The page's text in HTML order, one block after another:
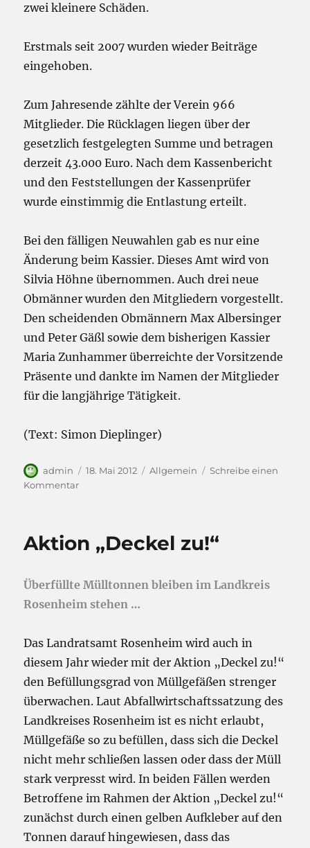
zwei kleinere Schäden.
Erstmals seit 2007 wurden wieder Beiträge
eingehoben.
Zum Jahresende zählte der Verein 966
Mitglieder. Die Rücklagen liegen über der
gesetzlich festgelegten Summe und betragen
derzeit 43.000 Euro. Nach dem Kassenbericht
und den Feststellungen der Kassenprüfer
wurde einstimmig die Entlastung erteilt.
Bei den fälligen Neuwahlen gab es nur eine
Änderung beim Kassier. Dieses Amt wird von
Silvia Höhne übernommen. Auch drei neue
Obmänner wurden den Mitgliedern vorgestellt.
Den scheidenden Obmännern Max Albersinger
und Peter Gäßl sowie dem bisherigen Kassier
Maria Zunhammer überreichte der Vorsitzende
Präsente und dankte im Namen der Mitglieder
für die langjährige Tätigkeit.
(Text: Simon Dieplinger)
Autor
admin
Veröffentlicht
18. Mai 2012 Kategorien
Allgemein
Schreibe einen
Kommentarzu
Aktion „Deckel zu!“
Überfüllte Mülltonnen bleiben im Landkreis
Rosenheim stehen …
Das Landratsamt Rosenheim wird auch in
diesem Jahr wieder mit der Aktion „Deckel zu!“
den Befüllungsgrad von Müllgefäßen strenger
überwachen. Laut Abfallwirtschaftssatzung des
Landkreises Rosenheim ist es nicht erlaubt,
Müllgefäße so zu befüllen, dass sich die Deckel
nicht mehr schließen lassen oder dass der Müll
stark verpresst wird. In beiden Fällen werden
Betroffene im Rahmen der Aktion „Deckel zu!“
zunächst durch einen gelben Aufkleber auf den
Tonnen darauf hingewiesen, dass das